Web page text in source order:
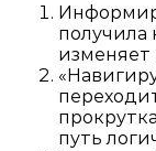
получила
путь